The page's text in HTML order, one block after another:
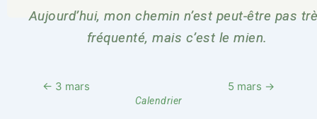
Aujourd’hui, mon chemin n’est peut-être pas
fréquenté, mais c’est le mien.
← 3 mars 5 mars →
Calendrier